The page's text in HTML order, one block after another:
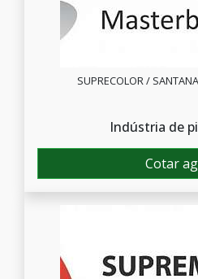
SUPRECOLOR /
Indústria de
Cotar